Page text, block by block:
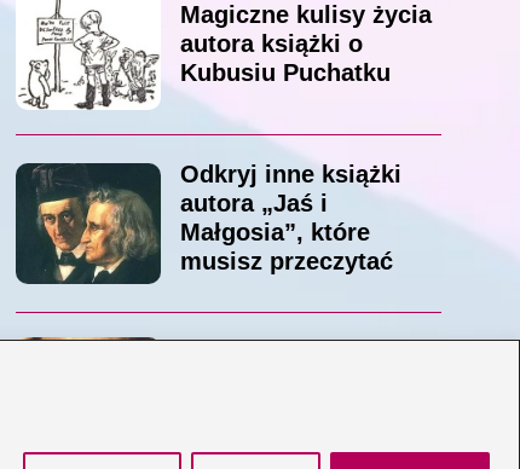
Magiczne kulisy życia
autora książki o
Kubusiu Puchatku
Odkryj inne książki
autora „Jaś i
Małgosia”, które
musisz przeczytać